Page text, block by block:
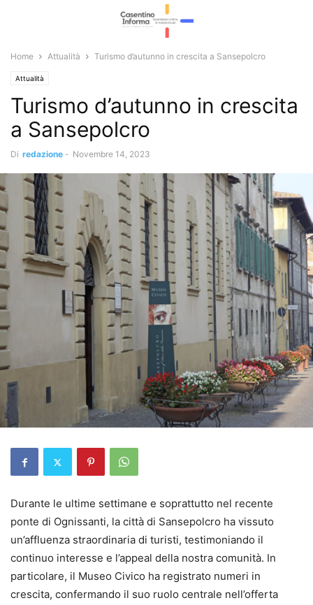
Home Attualità Turismo d’autunno in crescita a Sansepolcro
Attualità
Turismo d’autunno in crescita
a Sansepolcro
Di redazione - Novembre 14, 2023
Durante le ultime settimane e soprattutto nel recente
ponte di Ognissanti, la città di Sansepolcro ha vissuto
un’affluenza straordinaria di turisti, testimoniando il
continuo interesse e l’appeal della nostra comunità. In
particolare, il Museo Civico ha registrato numeri in
crescita, confermando il suo ruolo centrale nell’offerta